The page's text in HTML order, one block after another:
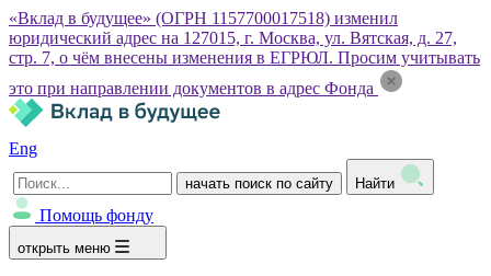
«Вклад в будущее» (ОГРН 1157700017518) изменил
юридический адрес на 127015, г. Москва, ул. Вятская, д. 27,
стр. 7, о чём внесены изменения в ЕГРЮЛ. Просим учитывать
это при направлении документов в адрес Фонда
Eng
начать поиск по сайту Найти
Помощь фонду
открыть меню